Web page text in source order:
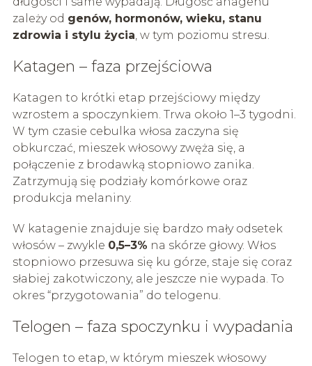
zależy od genów, hormonów, wieku, stanu
zdrowia i stylu życia, w tym poziomu stresu.
Katagen – faza przejściowa
Katagen to krótki etap przejściowy między
wzrostem a spoczynkiem. Trwa około 1–3 tygodni.
W tym czasie cebulka włosa zaczyna się
obkurczać, mieszek włosowy zwęża się, a
połączenie z brodawką stopniowo zanika.
Zatrzymują się podziały komórkowe oraz
produkcja melaniny.
W katagenie znajduje się bardzo mały odsetek
włosów – zwykle 0,5–3% na skórze głowy. Włos
stopniowo przesuwa się ku górze, staje się coraz
słabiej zakotwiczony, ale jeszcze nie wypada. To
okres “przygotowania” do telogenu.
Telogen – faza spoczynku i wypadania
Telogen to etap, w którym mieszek włosowy